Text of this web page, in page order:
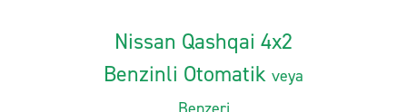
Nissan Qashqai 4x2
Benzinli Otomatik veya